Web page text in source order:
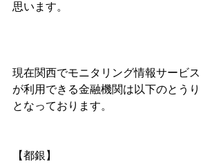
思います。
現在関西でモニタリング情報サービス
が利用できる金融機関は以下のとうり
となっております。
【都銀】